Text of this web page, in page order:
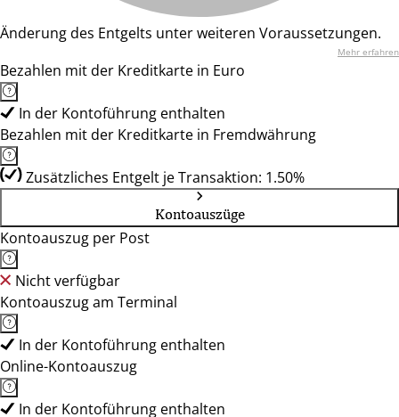
Änderung des Entgelts unter weiteren Voraussetzungen.
Mehr erfahren
Bezahlen mit der Kreditkarte in Euro
In der Kontoführung enthalten
Bezahlen mit der Kreditkarte in Fremdwährung
Zusätzliches Entgelt je Transaktion: 1.50%
Kontoauszüge
Kontoauszug per Post
Nicht verfügbar
Kontoauszug am Terminal
In der Kontoführung enthalten
Online-Kontoauszug
In der Kontoführung enthalten